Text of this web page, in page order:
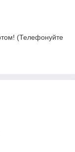
(Телефонуйте